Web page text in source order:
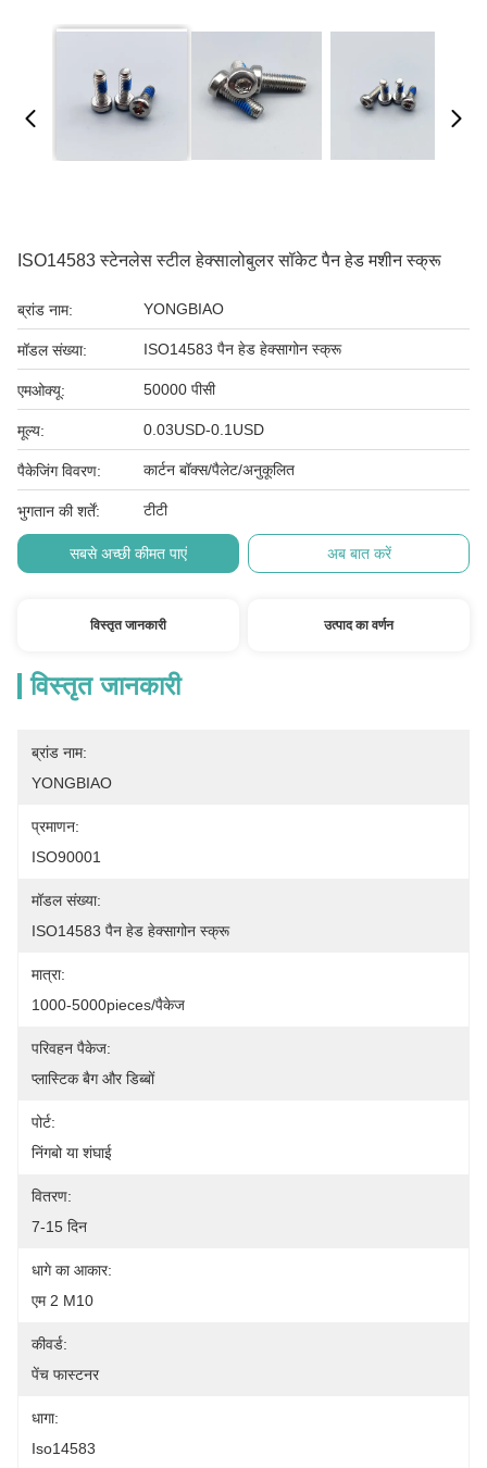
ISO14583 स्टेनलेस स्टील हेक्सालोबुलर सॉकेट पैन हेड मशीन स्क्रू
ब्रांड नाम: YONGBIAO
मॉडल संख्या: ISO14583 पैन हेड हेक्सागोन स्क्रू
एमओक्यू: 50000 पीसी
मूल्य: 0.03USD-0.1USD
पैकेजिंग विवरण: कार्टन बॉक्स/पैलेट/अनुकूलित
भुगतान की शर्तें: टीटी
सबसे अच्छी कीमत पाएं अब बात करें
विस्तृत जानकारी उत्पाद का वर्णन
विस्तृत जानकारी
ब्रांड नाम:
YONGBIAO
प्रमाणन:
ISO90001
मॉडल संख्या:
ISO14583 पैन हेड हेक्सागोन स्क्रू
मात्रा:
1000-5000pieces/पैकेज
परिवहन पैकेज:
प्लास्टिक बैग और डिब्बों
पोर्ट:
निंगबो या शंघाई
वितरण:
7-15 दिन
धागे का आकार:
एम 2 M10
कीवर्ड:
पेंच फास्टनर
धागा:
Iso14583